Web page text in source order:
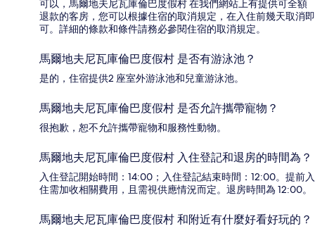
可以，馬爾地夫尼瓦庫倫巴度假村 在我們網站上有提供可全額
退款的客房，您可以根據住宿的取消規定，在入住前幾天取消即
可。詳細的條款和條件請務必參閱住宿的取消規定。
馬爾地夫尼瓦庫倫巴度假村 是否有游泳池？
是的，住宿提供2 座室外游泳池和兒童游泳池。
馬爾地夫尼瓦庫倫巴度假村 是否允許攜帶寵物？
很抱歉，恕不允許攜帶寵物和服務性動物。
馬爾地夫尼瓦庫倫巴度假村 入住登記和退房的時間為？
入住登記開始時間：14:00；入住登記結束時間：12:00。提前入
住需加收相關費用，且需視供應情況而定。退房時間為 12:00。
馬爾地夫尼瓦庫倫巴度假村 和附近有什麼好看好玩的？